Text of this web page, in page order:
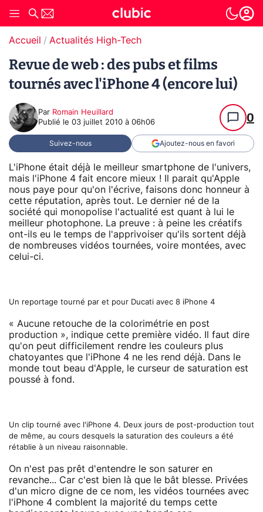
Accueil Actualités High-Tech
Revue de web : des pubs et films
tournés avec l'iPhone 4 (encore lui)
Par Romain Heuillard
Publié le 03 juillet 2010 à 06h06 0
Suivez-nous Ajoutez-nous en favori
L'iPhone était déjà le meilleur smartphone de l'univers,
mais l'iPhone 4 fait encore mieux ! Il parait qu'Apple
nous paye pour qu'on l'écrive, faisons donc honneur à
cette réputation, après tout. Le dernier né de la
société qui monopolise l'actualité est quant à lui le
meilleur photophone. La preuve : à peine les créatifs
ont-ils eu le temps de l'apprivoiser qu'ils sortent déjà
de nombreuses vidéos tournées, voire montées, avec
celui-ci.
Un reportage tourné par et pour Ducati avec 8 iPhone 4
« Aucune retouche de la colorimétrie en post
production », indique cette première vidéo. Il faut dire
qu'on peut difficilement rendre les couleurs plus
chatoyantes que l'iPhone 4 ne les rend déjà. Dans le
monde tout beau d'Apple, le curseur de saturation est
poussé à fond.
Un clip tourné avec l'iPhone 4. Deux jours de post-production tout
de même, au cours desquels la saturation des couleurs a été
rétablie à un niveau raisonnable.
On n'est pas prêt d'entendre le son saturer en
revanche... Car c'est bien là que le bât blesse. Privées
d'un micro digne de ce nom, les vidéos tournées avec
l'iPhone 4 comblent la majorité du temps cette